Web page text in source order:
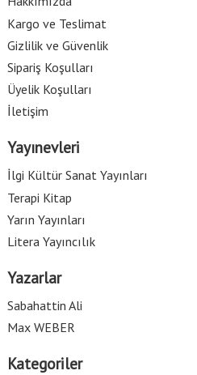
Kargo ve Teslimat
Gizlilik ve Güvenlik
Sipariş Koşulları
Üyelik Koşulları
İletişim
Yayınevleri
İlgi Kültür Sanat Yayınları
Terapi Kitap
Yarın Yayınları
Litera Yayıncılık
Yazarlar
Sabahattin Ali
Max WEBER
Kategoriler